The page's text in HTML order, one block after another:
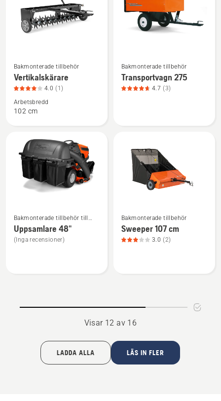
mer
information
om
Vertikalskärare,
Bakmonterade tillbehör
Vertikalskärare
4.0 (1)
Arbetsbredd
102 cm
mer
information
om
Bakmonterade tillbehör
Transportvagn 275
4.7 (3)
mer
information
om
Bakmonterade tillbehör till
trädgårdstraktorer
Uppsamlare 48"
(Inga recensioner)
mer
information
om
5
Bakmonterade tillbehör
Sweeper 107 cm
3.0 (2)
Visar 12 av 16
LADDA ALLA LÄS IN FLER